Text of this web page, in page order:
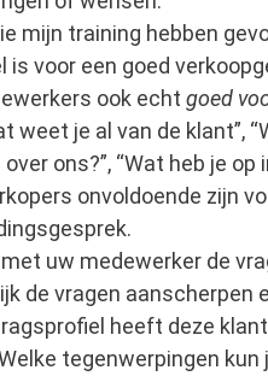
mijn training hebben
is voor een goed
ook echt goed
weet je al van de klant”,
ons?”, “Wat heb je
onvoldoende zijn
uw medewerker de
de vragen aanscherpen
heeft deze
tegenwerpingen